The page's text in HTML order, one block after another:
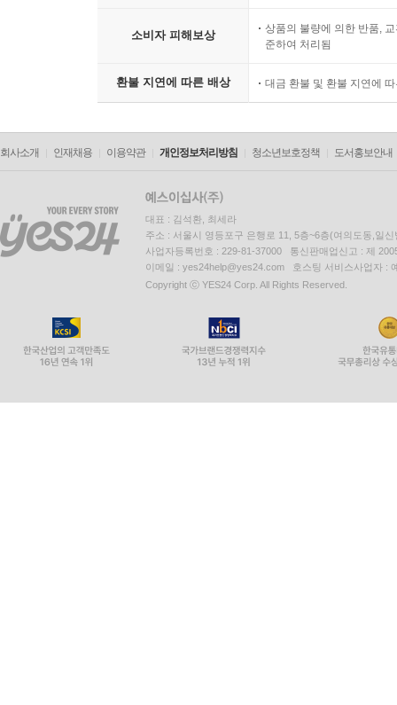
소비자 피해보상
상품의 불량에 의한 반품,
준하여 처리됨
환불 지연에 따른 배상 대금 환불 및 환불 지연에
회사소개 인재채용 이용약관 개인정보처리방침 청소년보호정책 도서홍보안내
대표 : 김석환, 최세라
주소 : 서울시 영등포구 은행로 11, 5층~6층(여의도동,일신
사업자등록번호 : 229-81-37000 통신판매업신고 : 제
이메일 : yes24help@yes24.com 호스팅 서비스사업자 :
Copyright ⓒ YES24 Corp. All Rights Reserved.